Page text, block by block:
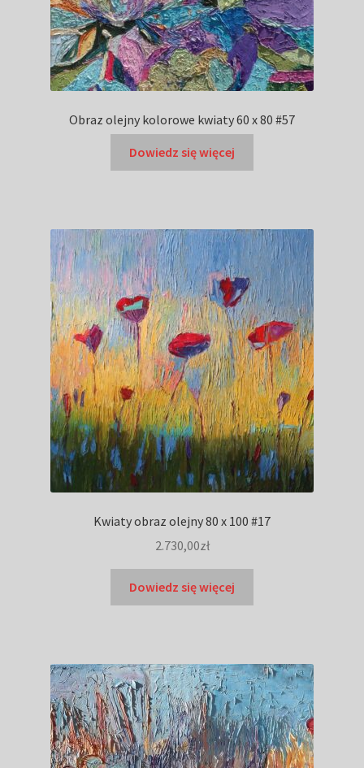
O mnie
Rozwiń
menu
potomne
GalleryStore
Obraz olejny kolorowe kwiaty 60 x 80 #57
Dowiedz się więcej
Kwiaty obraz olejny 80 x 100 #17
2.730,00zł
Dowiedz się więcej